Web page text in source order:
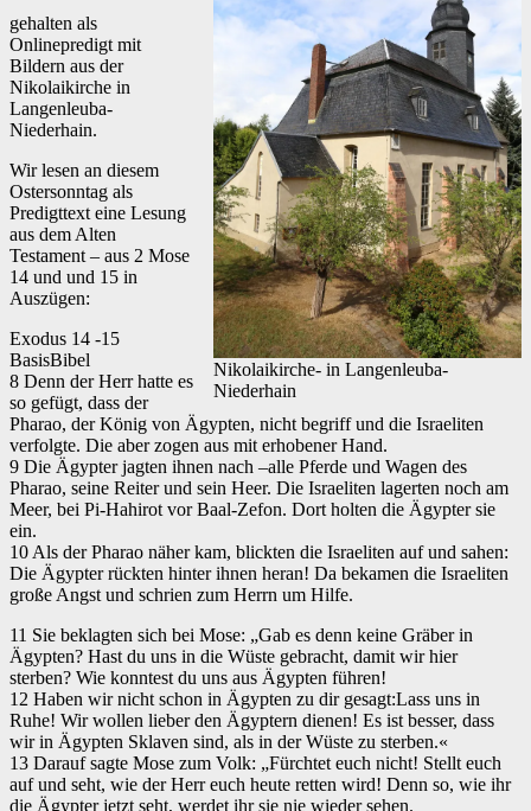
Nikolaikirche- in Langenleuba-
Niederhain
gehalten als
Onlinepredigt mit
Bildern aus der
Nikolaikirche in
Langenleuba-
Niederhain.
Wir lesen an diesem
Ostersonntag als
Predigttext eine Lesung
aus dem Alten
Testament – aus 2 Mose
14 und und 15 in
Auszügen:
Exodus 14 -15
BasisBibel
8 Denn der Herr hatte es
so gefügt, dass der
Pharao, der König von Ägypten, nicht begriff und die Israeliten
verfolgte. Die aber zogen aus mit erhobener Hand.
9 Die Ägypter jagten ihnen nach –alle Pferde und Wagen des
Pharao, seine Reiter und sein Heer. Die Israeliten lagerten noch am
Meer, bei Pi-Hahirot vor Baal-Zefon. Dort holten die Ägypter sie
ein.
10 Als der Pharao näher kam, blickten die Israeliten auf und sahen:
Die Ägypter rückten hinter ihnen heran! Da bekamen die Israeliten
große Angst und schrien zum Herrn um Hilfe.
11 Sie beklagten sich bei Mose: „Gab es denn keine Gräber in
Ägypten? Hast du uns in die Wüste gebracht, damit wir hier
sterben? Wie konntest du uns aus Ägypten führen!
12 Haben wir nicht schon in Ägypten zu dir gesagt:Lass uns in
Ruhe! Wir wollen lieber den Ägyptern dienen! Es ist besser, dass
wir in Ägypten Sklaven sind, als in der Wüste zu sterben.«
13 Darauf sagte Mose zum Volk: „Fürchtet euch nicht! Stellt euch
auf und seht, wie der Herr euch heute retten wird! Denn so, wie ihr
die Ägypter jetzt seht, werdet ihr sie nie wieder sehen.